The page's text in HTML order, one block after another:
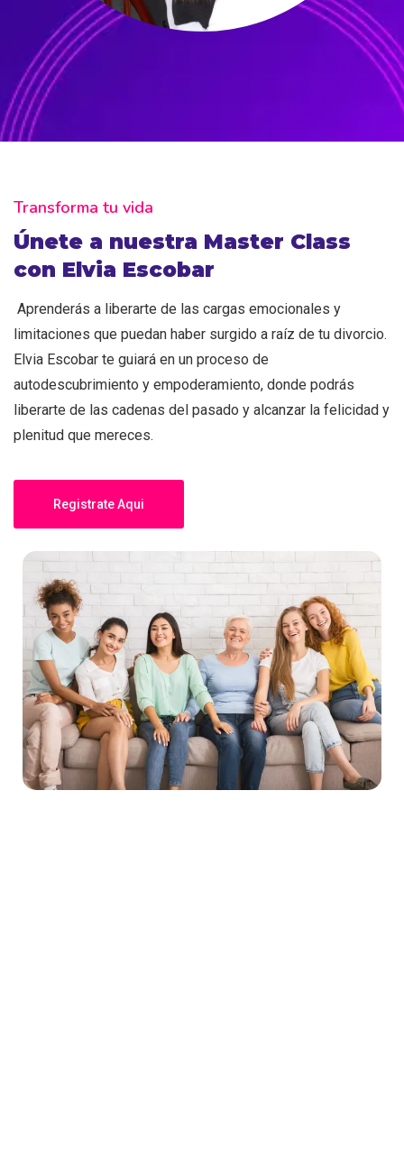
Transforma tu vida
Únete a nuestra Master Class
con Elvia Escobar
Aprenderás a liberarte de las cargas emocionales y
limitaciones que puedan haber surgido a raíz de tu divorcio.
Elvia Escobar te guiará en un proceso de
autodescubrimiento y empoderamiento, donde podrás
liberarte de las cadenas del pasado y alcanzar la felicidad y
plenitud que mereces.
Registrate Aqui